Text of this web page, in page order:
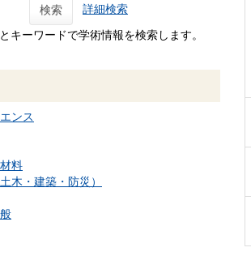
検索 詳細検索
キーワードで学術情報を検索します。
ンス
料
木・建築・防災）